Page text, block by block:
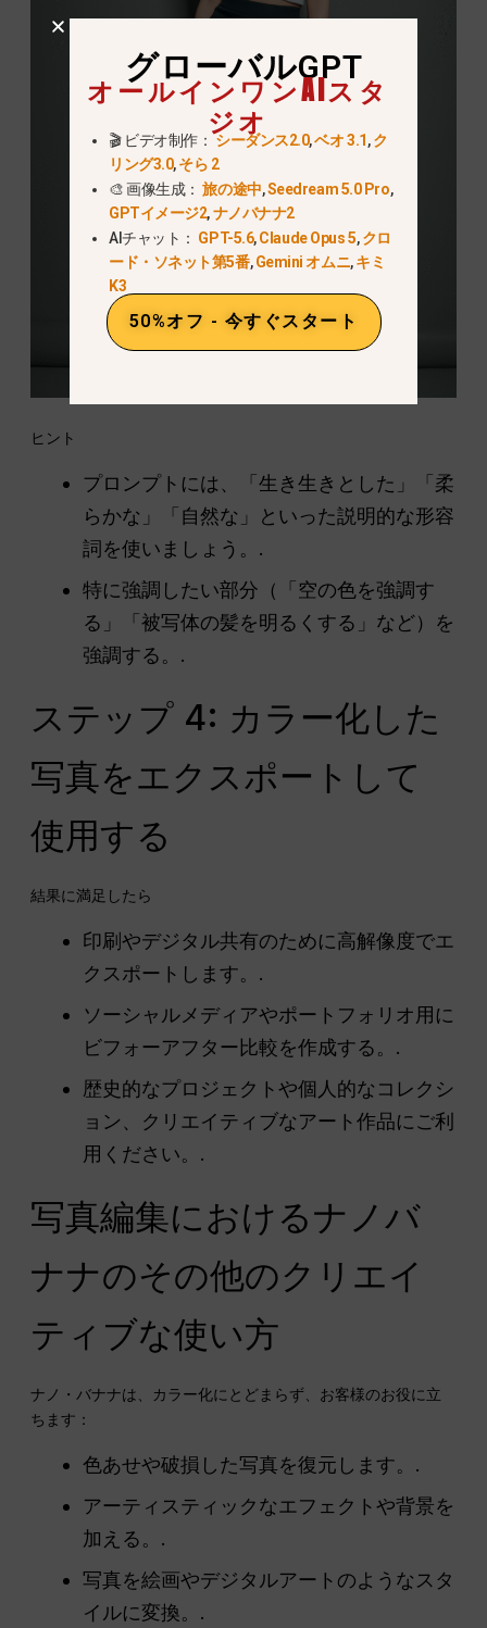
ヒント
プロンプトには、「生き生きとした」「柔
らかな」「自然な」といった説明的な形容
詞を使いましょう。.
特に強調したい部分（「空の色を強調す
る」「被写体の髪を明るくする」など）を
強調する。.
ステップ 4: カラー化した
写真をエクスポートして
使用する
結果に満足したら
印刷やデジタル共有のために高解像度でエ
クスポートします。.
ソーシャルメディアやポートフォリオ用に
ビフォーアフター比較を作成する。.
歴史的なプロジェクトや個人的なコレクシ
ョン、クリエイティブなアート作品にご利
用ください。.
写真編集におけるナノバ
ナナのその他のクリエイ
ティブな使い方
ナノ・バナナは、カラー化にとどまらず、お客様のお役に立
ちます：
色あせや破損した写真を復元します。.
アーティスティックなエフェクトや背景を
加える。.
写真を絵画やデジタルアートのようなスタ
イルに変換。.
グローバルGPT
オールインワンAIスタ
ジオ
🎬 ビデオ制作：シーダンス2.0,ベオ 3.1,ク
リング3.0,そら 2
🎨 画像生成：旅の途中,Seedream 5.0 Pro,
GPTイメージ2,ナノバナナ2
AIチャット： GPT-5.6,Claude Opus 5,クロ
ード・ソネット第5番,Gemini オムニ,キミ
K3
50%オフ - 今すぐスタート